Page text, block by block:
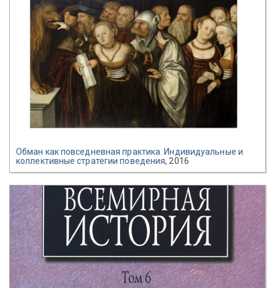
Обман как повседневная практика. Индивидуальные и
коллективные стратегии поведения, 2016